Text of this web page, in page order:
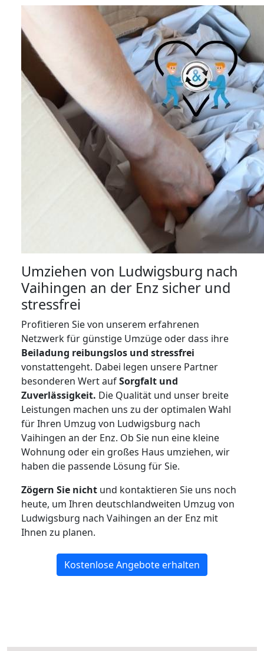
Umziehen von Ludwigsburg nach
Vaihingen an der Enz sicher und
stressfrei
Profitieren Sie von unserem erfahrenen
Netzwerk für günstige Umzüge oder dass ihre
Beiladung reibungslos und stressfrei
vonstattengeht. Dabei legen unsere Partner
besonderen Wert aufSorgfalt und
Zuverlässigkeit. Die Qualität und unser breite
Leistungen machen uns zu der optimalen Wahl
für Ihren Umzug von Ludwigsburg nach
Vaihingen an der Enz. Ob Sie nun eine kleine
Wohnung oder ein großes Haus umziehen, wir
haben die passende Lösung für Sie.
Zögern Sie nicht und kontaktieren Sie uns noch
heute, um Ihren deutschlandweiten Umzug von
Ludwigsburg nach Vaihingen an der Enz mit
Ihnen zu planen.
Kostenlose Angebote erhalten